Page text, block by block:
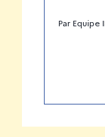
ParEquipe